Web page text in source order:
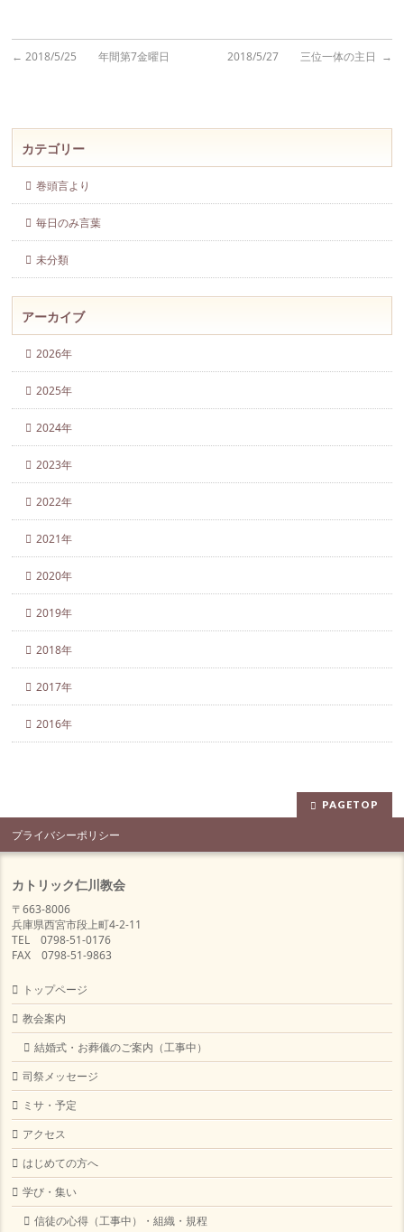
← 2018/5/25 年間第7金曜日 2018/5/27 三位一体の主日 →
カテゴリー
巻頭言より
毎日のみ言葉
未分類
アーカイブ
2026年
2025年
2024年
2023年
2022年
2021年
2020年
2019年
2018年
2017年
2016年
PAGETOP
プライバシーポリシー
カトリック仁川教会
〒663-8006
兵庫県西宮市段上町4-2-11
TEL 0798-51-0176
FAX 0798-51-9863
トップページ
教会案内
結婚式・お葬儀のご案内（工事中）
司祭メッセージ
ミサ・予定
アクセス
はじめての方へ
学び・集い
信徒の心得（工事中）・組織・規程